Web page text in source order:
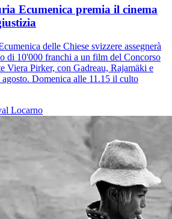
Ecumenica premia il cinema
delle Chiese svizzere assegnerà
di 10'000 franchi a un film del Concorso
Viera Pirker, con Gadreau, Rajamäki e
Domenica alle 11.15 il culto
Locarno